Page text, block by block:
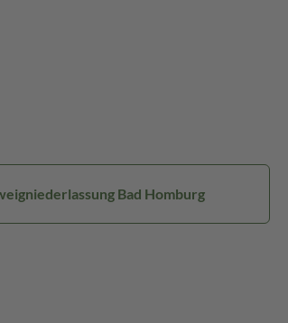
Bad Homburg